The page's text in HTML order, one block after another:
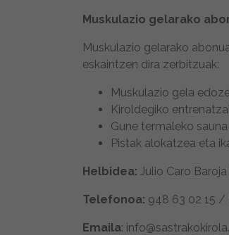
Muskulazio gelarako
Muskulazio gelarako
eskaintzen dira zerbitzuak:
Muskulazio gela
Kiroldegiko
Gune termaleko
Pistak alokatzea eta
Helbidea: Julio Caro
Telefonoa: 948 63 02 15 /
Emaila: